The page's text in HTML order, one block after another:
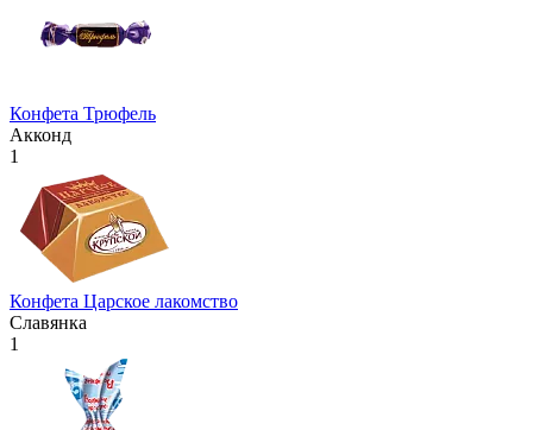
Конфета Трюфель
Акконд
1
Конфета Царское лакомство
Славянка
1